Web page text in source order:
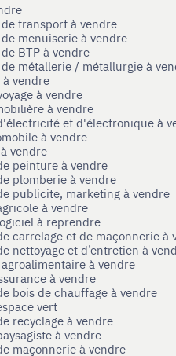
transport à vendre
menuiserie à vendre
BTP à vendre
métallerie / métallurgie à
à vendre
à vendre
à vendre
et d'électronique à
à vendre
vendre
peinture à vendre
plomberie à vendre
publicite, marketing à vendre
à vendre
à reprendre
carrelage et de maçonnerie à
nettoyage et d’entretien à
à vendre
à vendre
bois de chauffage à vendre
vert
recyclage à vendre
à vendre
maçonnerie à vendre